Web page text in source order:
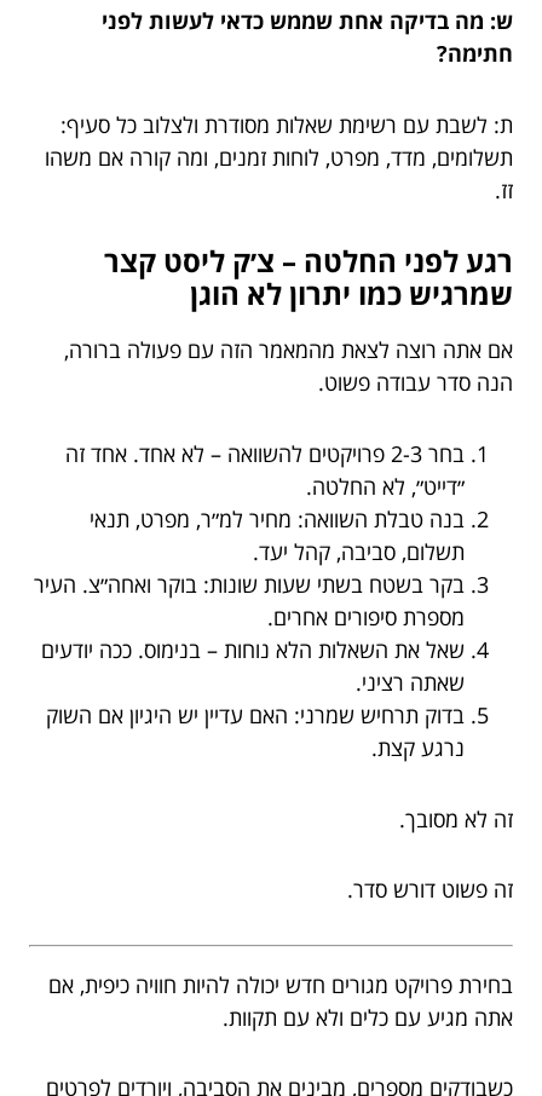
ש: מה בדיקה אחת שממש כדאי לעשות לפני
חתימה?
ת: לשבת עם רשימת שאלות מסודרת ולצלוב כל סעיף:
תשלומים, מדד, מפרט, לוחות זמנים, ומה קורה אם משהו
זז.
רגע לפני החלטה – צ׳ק ליסט קצר
שמרגיש כמו יתרון לא הוגן
אם אתה רוצה לצאת מהמאמר הזה עם פעולה ברורה,
הנה סדר עבודה פשוט.
בחר 2-3 פרויקטים להשוואה – לא אחד. אחד זה
״דייט״, לא החלטה.
בנה טבלת השוואה: מחיר למ״ר, מפרט, תנאי
תשלום, סביבה, קהל יעד.
בקר בשטח בשתי שעות שונות: בוקר ואחה״צ. העיר
מספרת סיפורים אחרים.
שאל את השאלות הלא נוחות – בנימוס. ככה יודעים
שאתה רציני.
בדוק תרחיש שמרני: האם עדיין יש היגיון אם השוק
נרגע קצת.
זה לא מסובך.
זה פשוט דורש סדר.
בחירת פרויקט מגורים חדש יכולה להיות חוויה כיפית, אם
אתה מגיע עם כלים ולא עם תקוות.
כשבודקים מספרים, מבינים את הסביבה, ויורדים לפרטים